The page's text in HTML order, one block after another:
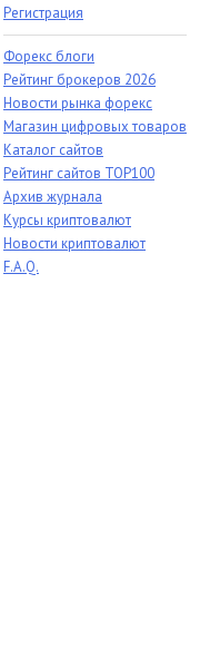
Регистрация
Форекс блоги
Рейтинг брокеров 2026
Новости рынка форекс
Магазин цифровых товаров
Каталог сайтов
Рейтинг сайтов TOP100
Архив журнала
Курсы криптовалют
Новости криптовалют
F.A.Q.